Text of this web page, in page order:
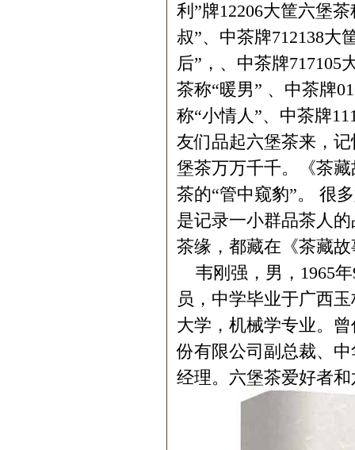
利”牌12206大筐六堡
叔”、中茶牌712138大
后”，、中茶牌717105
茶称“暖男” 、中茶牌
称“小情人”、中茶牌
友们品起六堡茶来，
堡茶万万千千。《茶
茶的“管中窥豹”。 很
是记录一小群品茶人
茶缘，都藏在《茶藏
韦刚强，男，1965
员，中学毕业于广西
大学，机械学专业。
份有限公司副总裁、
经理。六堡茶爱好者